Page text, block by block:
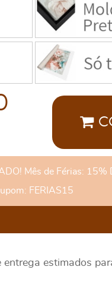
Mês de Férias:
FERIAS15
entrega estimados